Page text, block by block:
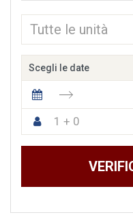
Scegli le date
1 + 0